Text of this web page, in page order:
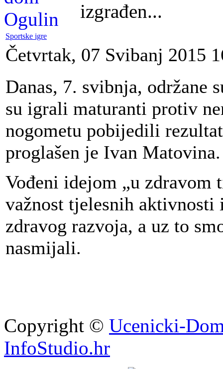
izgrađen...
Sportske igre
Četvrtak, 07 Svibanj 2015
Danas, 7. svibnja, održane
su igrali maturanti protiv
nogometu pobijedili
proglašen je Ivan Matovina.
Vođeni idejom „u zdravom
važnost tjelesnih aktivnosti
zdravog razvoja, a uz to
nasmijali.
Copyright © Ucenicki-
InfoStudio.hr